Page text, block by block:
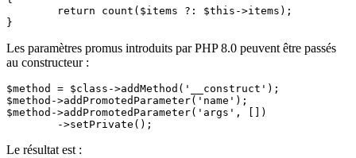
Les paramètres promus introduits par PHP 8.0 peuvent être passés
au constructeur :
$method = $class->addMethod('__construct');
$method->addPromotedParameter('name');
$method->addPromotedParameter('args', [])
Le résultat est :